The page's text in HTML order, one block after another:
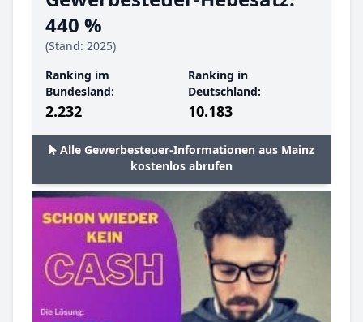
440 %
(Stand: 2025)
Ranking im
Bundesland:
2.232
Ranking in
Deutschland:
10.183
Alle Gewerbesteuer-Informationen aus Mainz
kostenlos abrufen